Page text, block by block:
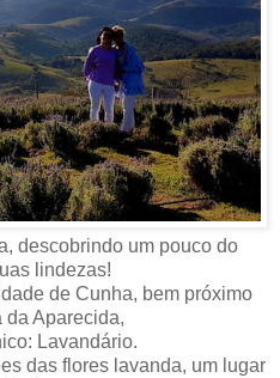
descobrindo um pouco do
lindezas!
de Cunha, bem próximo
Aparecida,
Lavandário.
das flores lavanda, um lugar